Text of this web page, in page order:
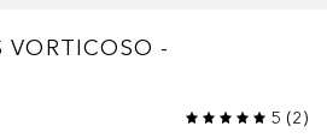
VORTICOSO -
5 (2)